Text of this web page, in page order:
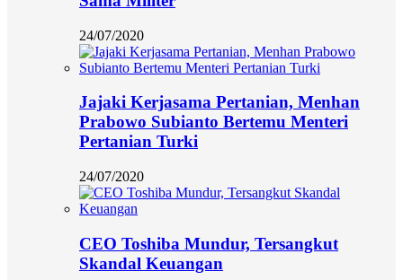
24/07/2020
Jajaki Kerjasama Pertanian, Menhan
Prabowo Subianto Bertemu Menteri
Pertanian Turki
24/07/2020
CEO Toshiba Mundur, Tersangkut
Skandal Keuangan